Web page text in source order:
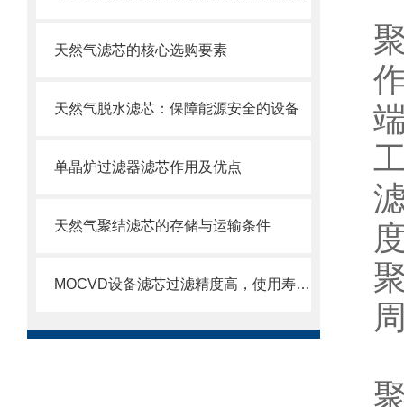
天然气滤芯的核心选购要素
天然气脱水滤芯：保障能源安全的设备
单晶炉过滤器滤芯作用及优点
天然气聚结滤芯的存储与运输条件
MOCVD设备滤芯过滤精度高，使用寿命长